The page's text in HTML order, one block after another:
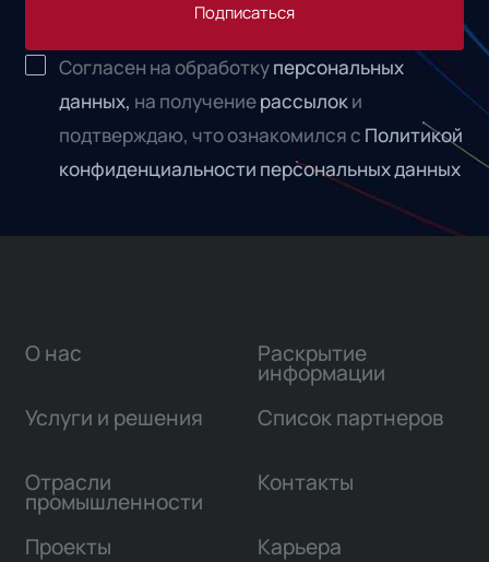
Подписаться
Согласен на обработкуперсональных
данных, на получениерассылок и
подтверждаю, что ознакомился с Политикой
конфиденциальности персональных данных
О нас
Услуги и решения
Отрасли
промышленности
Проекты
Раскрытие
информации
Список партнеров
Контакты
Карьера